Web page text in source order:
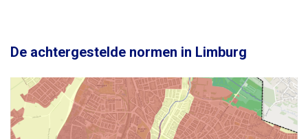
De achtergestelde normen in Limburg